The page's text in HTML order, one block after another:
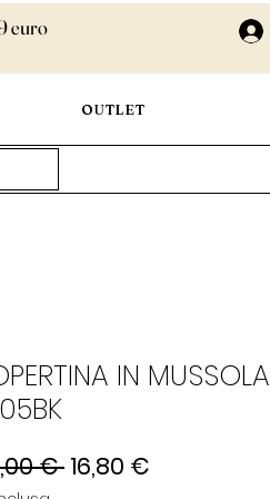
euro
OUTLET
IN MUSSOLA
€ Prezzo
16,80 €